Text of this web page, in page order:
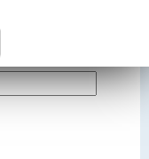
aus der